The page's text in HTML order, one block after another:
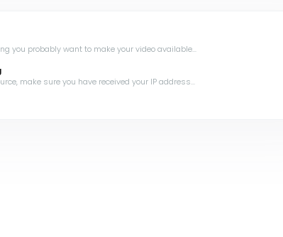
you probably want to make your video available...
make sure you have received your IP address...